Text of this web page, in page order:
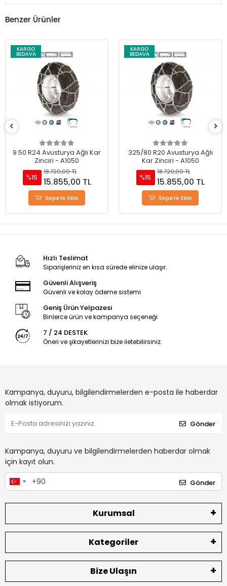
Benzer Ürünler
KARGO
BEDAVA
9.50 R24 Avusturya Ağlı Kar
Zinciri - A1050
%15
18.720,00 TL
15.855,00 TL
Sepete Ekle
KARGO
BEDAVA
325/80 R20 Avusturya Ağlı
Kar Zinciri - A1050
%15
18.720,00 TL
15.855,00 TL
Sepete Ekle
Hızlı Teslimat
Siparişleriniz en kısa sürede elinize ulaşır.
Güvenli Alışveriş
Güvenli ve kolay ödeme sistemi
Geniş Ürün Yelpazesi
Binlerce ürün ve kampanya seçeneği
7 / 24 DESTEK
Öneri ve şikayetlerinizi bize iletebilirsiniz.
Kampanya, duyuru, bilgilendirmelerden e-posta ile haberdar
olmak istiyorum.
Gönder
Kampanya, duyuru ve bilgilendirmelerden haberdar olmak
için kayıt olun.
Gönder
Kurumsal
Kategoriler
Bize Ulaşın